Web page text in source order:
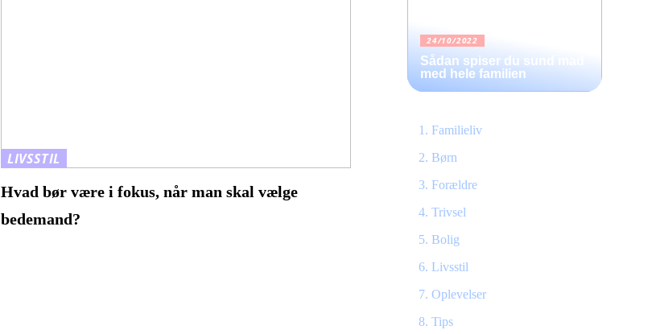
LIVSSTIL
Hvad bør være i fokus, når man skal vælge
bedemand?
24/10/2022
Sådan spiser du sund mad
med hele familien
Familieliv
Børn
Forældre
Trivsel
Bolig
Livsstil
Oplevelser
Tips